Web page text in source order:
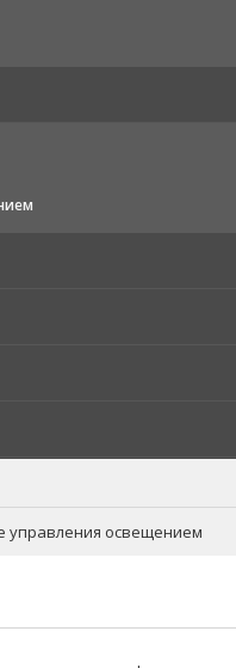
управления освещением